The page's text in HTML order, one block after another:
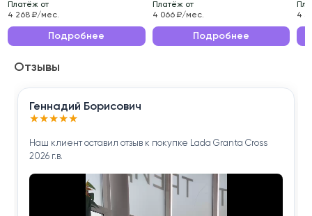
проверено нашими специалистами.
Эксплуатационные характеристики данного
ежедневных поездок по городу и длительных
путешествий.
Приобретая LADA (ВАЗ) Kalina 2016 года , вы
повседневных задач.
Платёж от
4 268 ₽/мес.
Подробнее
Платёж от
4 066 ₽/мес.
Подробнее
4
Отзывы
Геннадий Борисович
★★★★★
Наш клиент оставил отзыв к покупке Lada Granta Cross
2026 г.в.